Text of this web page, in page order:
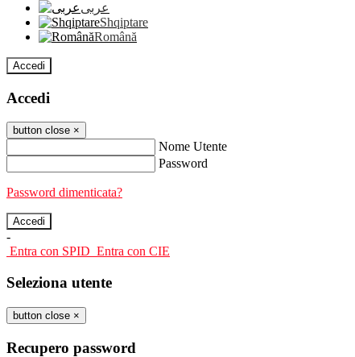
عربى
Shqiptare
Română
Accedi
Accedi
button close ×
Nome Utente
Password
Password dimenticata?
-
Entra con SPID Entra con CIE
Seleziona utente
button close ×
Recupero password